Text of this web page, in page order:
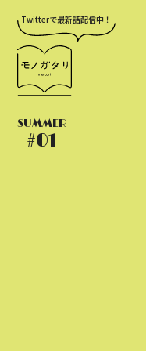
Twitterで最新話配信中！
SUMMER
#01